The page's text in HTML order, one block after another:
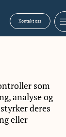
Kontakt oss
som
analyse og
deres
eller